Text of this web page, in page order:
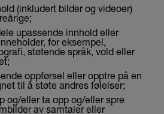
(inkludert bilder og videoer)
upassende innhold eller
for eksempel,
støtende språk, vold eller
oppførsel eller opptre på en
til å støte andres følelser;
og/eller ta opp og/eller spre
av samtaler eller